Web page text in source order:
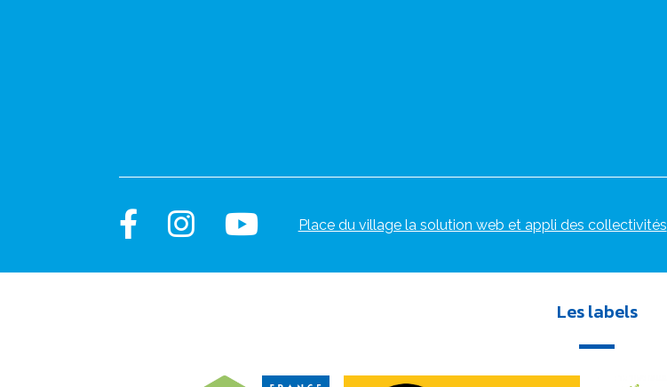
Place du village la solution web et appli des collectivités
Les labels